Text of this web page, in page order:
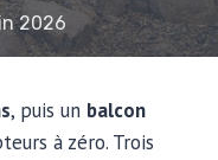
2026
, puis un balcon
à zéro. Trois